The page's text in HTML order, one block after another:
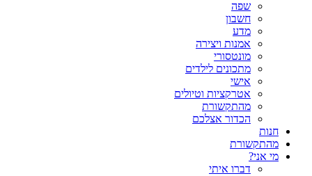
שפה
חשבון
מדע
אמנות ויצירה
מונטסורי
מתכונים לילדים
אישי
אטרקציות וטיולים
מהתקשורת
הכדור אצלכם
חנות
מהתקשורת
מי אני?
דברו איתי